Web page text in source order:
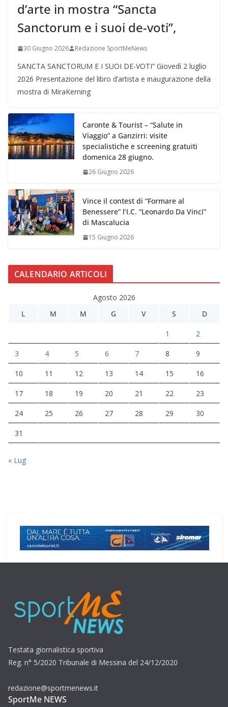
d’arte in mostra “Sancta
Sanctorum e i suoi de-voti”,
30 Giugno 2026 Redazione SportMeNews
SANCTA SANCTORUM E I SUOI DE-VOTI” Giovedì 2 luglio
2026 Presentazione del libro d’artista e inaugurazione della
mostra di MiraKerning
Caronte & Tourist – “Salute in
Viaggio” a Ganzirri: visite
specialistiche e screening gratuiti
domenica 28 giugno.
26 Giugno 2026
Vince il contest di “Formare al
Benessere” l’I.C. “Leonardo Da Vinci”
di Mascalucia
15 Giugno 2026
CALENDARIO ARTICOLI
Agosto 2026
L
M M G V S D
1 2
3 4 5 6 7 8 9
10 11 12 13 14 15 16
17 18 19 20 21 22 23
24 25 26 27 28 29 30
31
« Lug
Testata giornalistica sportiva
Reg. n° 5/2020 Tribunale di Messina del 24/12/2020
redazione@sportmenews.it
SportMe NEWS